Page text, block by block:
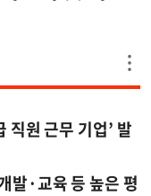
원 근무 기업’ 발
·교육 등 높은 평